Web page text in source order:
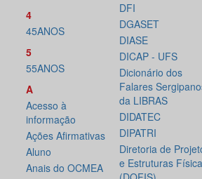
4
45ANOS
5
55ANOS
A
Acesso à
informação
Ações Afirmativas
Aluno
Anais do OCMEA
DFI
DGASET
DIASE
DICAP - UFS
Dicionário dos
Falares
da LIBRAS
DIDATEC
DIPATRI
Diretoria de
e Estruturas